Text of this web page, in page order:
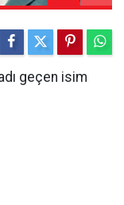
geçen isim